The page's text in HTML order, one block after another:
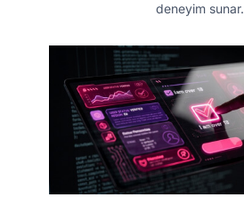
deneyim sunar.